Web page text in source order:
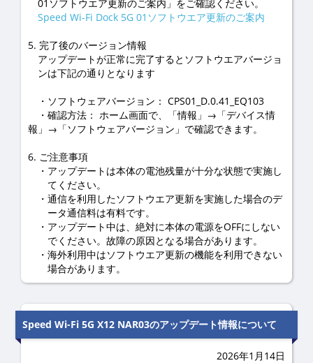
01ソフトウエア更新のご案内」をご確認ください。
Speed Wi-Fi Dock 5G 01ソフトウエア更新のご案内
5. 完了後のバージョン情報
アップデートが正常に完了するとソフトウエアバージョ
ンは下記の通りとなります
・ソフトウェアバージョン： CPS01_D.0.41_EQ103
・確認方法： ホーム画面で、「情報」→「デバイス情
報」→「ソフトウェアバージョン」で確認できます。
6. ご注意事項
アップデートは本体の電池残量が十分な状態で実施し
てください。
通信を利用したソフトウエア更新を実施した場合のデ
ータ通信料は有料です。
アップデート中は、絶対に本体の電源をOFFにしない
でください。故障の原因となる場合があります。
海外利用中はソフトウエア更新の機能を利用できない
場合があります。
Speed Wi-Fi 5G X12 NAR03のアップデート情報について
2026年1月14日